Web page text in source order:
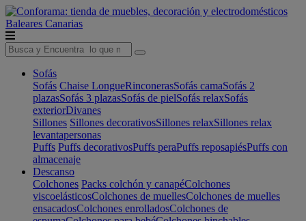
Baleares Canarias
Sofás
Sofás Chaise LongueRinconerasSofás camaSofás 2
plazasSofás 3 plazasSofás de pielSofás relaxSofás
exteriorDivanes
Sillones Sillones decorativosSillones relaxSillones relax
levantapersonas
Puffs Puffs decorativosPuffs peraPuffs reposapiésPuffs con
almacenaje
Descanso
Colchones Packs colchón y canapéColchones
viscoelásticosColchones de muellesColchones de muelles
ensacadosColchones enrolladosColchones de